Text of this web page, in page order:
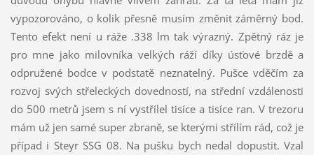
vypozorováno, o kolik přesně musím změnit záměrný bod.
Tento efekt není u ráže .338 lm tak výrazný. Zpětný ráz je
pro mne jako milovníka velkých ráží díky úsťové brzdě a
odpružené bodce v podstatě neznatelný. Pušce vděčím za
rozvoj svých střeleckých dovedností, na střední vzdálenosti
do 500 metrů jsem s ní vystřílel tisíce a tisíce ran.V trezoru
mám už jen samé super zbraně, se kterými střílím rád, což je
případ i Steyr SSG 08. Na pušku bych nedal dopustit. Vzal